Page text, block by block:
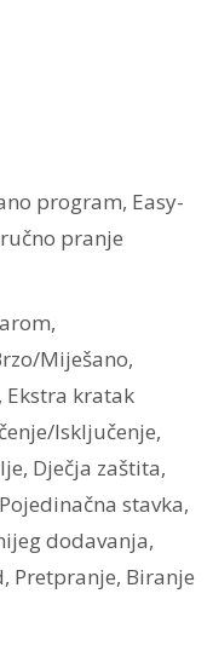
program, Easy-
pranje
Miješano,
Ekstra kratak
Isključenje,
Dječja zaštita,
stavka,
dodavanja,
Pretpranje, Biranje